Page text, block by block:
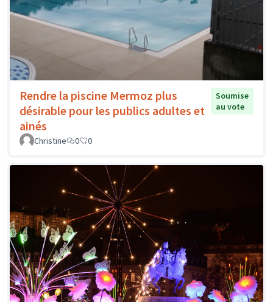
Rendre la piscine Mermoz plus
désirable pour les publics adultes et
ainés
Soumise
au vote
Christine 0 0